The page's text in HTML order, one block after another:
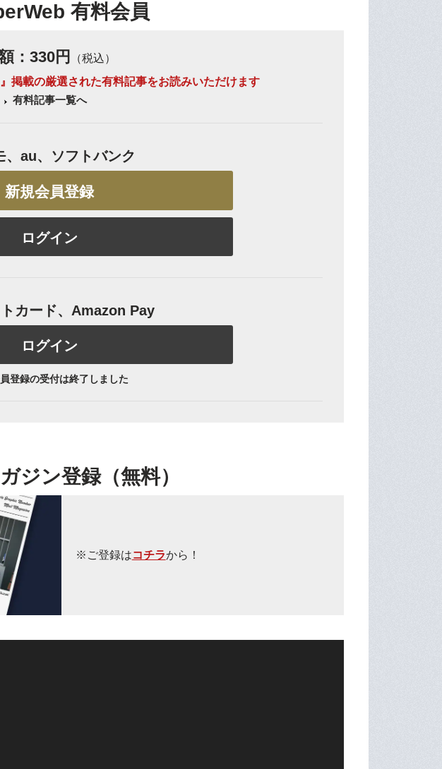
有料会員
：330円
（税込）
掲載の厳選された有料記事をお読みいただけます
有料記事一覧へ
、au、ソフトバンク
新規会員登録
ログイン
カード、Amazon Pay
ログイン
登録の受付は終了しました
ジン登録（無料）
※ご登録はコチラから！